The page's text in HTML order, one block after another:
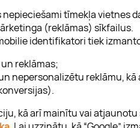
tīmekļa vietnes
(reklāmas) sīkfailus.
identifikatori tiek
reklāmas;
nepersonalizētu reklāmu, kā
kā arī mainītu vai